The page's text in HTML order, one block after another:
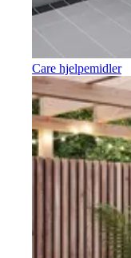
Care hjelpemidler